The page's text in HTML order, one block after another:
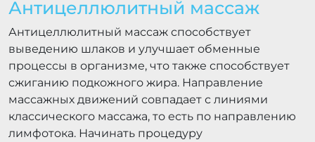
Антицеллюлитный массаж
Антицеллюлитный массаж способствует
выведению шлаков и улучшает обменные
процессы в организме, что также способствует
сжиганию подкожного жира. Направление
массажных движений совпадает с линиями
классического массажа, то есть по направлению
лимфотока. Начинать процедуру